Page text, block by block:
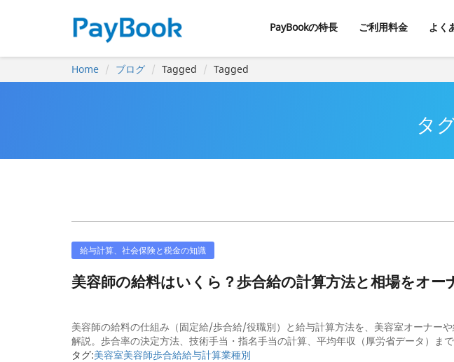
PayBookの特長 ご利用料金 よく
Home ブログ Tagged Tagged
タ
給与計算、社会保険と税金の知識
美容師の給料はいくら？歩合給の計算方法と相場をオー
美容師の給料の仕組み（固定給/歩合給/役職別）と給与計算方法を、美容室オーナー
解説。歩合率の決定方法、技術手当・指名手当の計算、平均年収（厚労省データ）まで
タグ:美容室美容師歩合給給与計算業種別